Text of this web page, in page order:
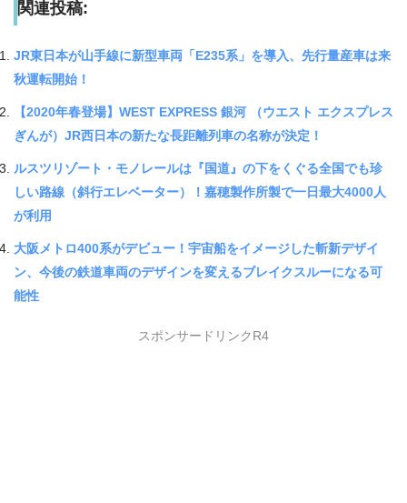
関連投稿:
JR東日本が山手線に新型車両「E235系」を導入、先行量産車は来
秋運転開始！
【2020年春登場】WEST EXPRESS 銀河 （ウエスト エクスプレス
ぎんが）JR西日本の新たな長距離列車の名称が決定！
ルスツリゾート・モノレールは『国道』の下をくぐる全国でも珍
しい路線（斜行エレベーター）！嘉穂製作所製で一日最大4000人
が利用
大阪メトロ400系がデビュー！宇宙船をイメージした斬新デザイ
ン、今後の鉄道車両のデザインを変えるブレイクスルーになる可
能性
スポンサードリンクR4